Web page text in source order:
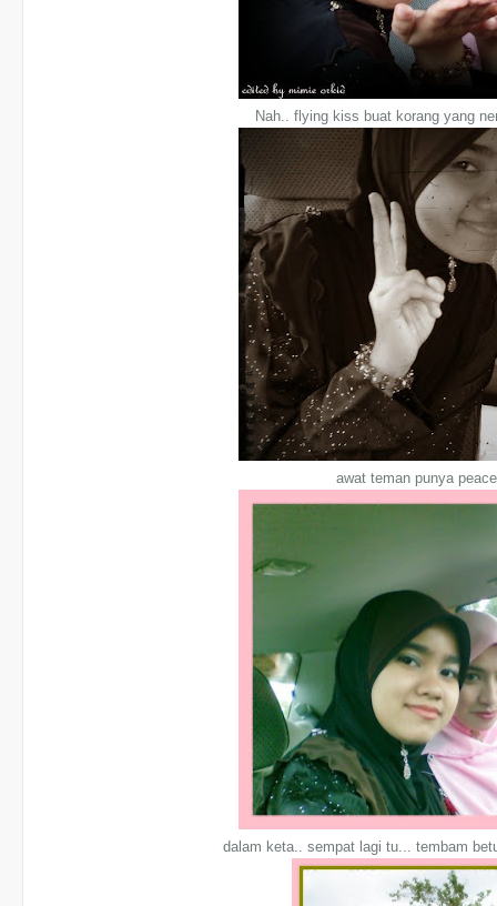
Nah.. flying kiss buat korang yang
awat teman punya
dalam keta.. sempat lagi tu... tembam